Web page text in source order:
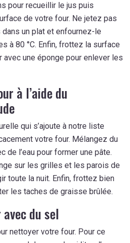
pour recueillir le jus puis
de votre four. Ne jetez pas
un plat et enfournez-le
à 80 °C. Enfin, frottez la surface
une éponge pour enlever les
à l’aide du
qui s’ajoute à notre liste
votre four. Mélangez du
de l’eau pour former une pâte.
sur les grilles et les parois de
toute la nuit. Enfin, frottez bien
les taches de graisse brûlée.
du sel
nettoyer votre four. Pour ce